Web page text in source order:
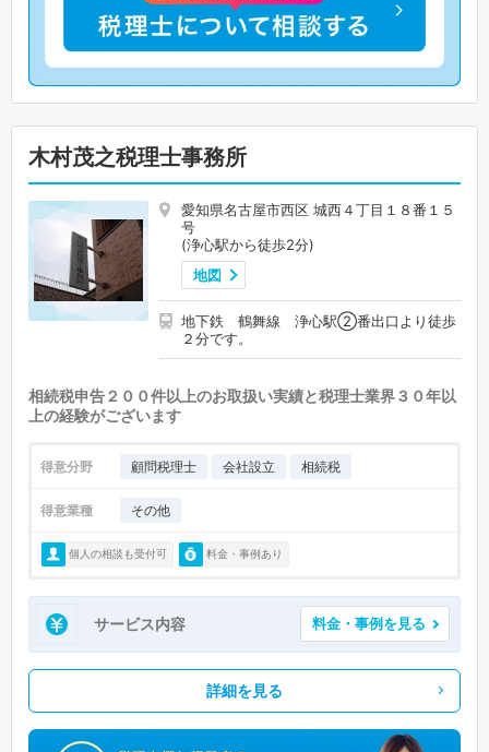
木村茂之税理士事務所
愛知県名古屋市西区 城西４丁目１８番１５
号
(浄心駅から徒歩2分)
地図
地下鉄 鶴舞線 浄心駅②番出口より徒歩
２分です。
相続税申告２００件以上のお取扱い実績と税理士業界３０年以
上の経験がございます
得意分野 顧問税理士 会社設立 相続税
得意業種 その他
個人の相談も受付可 料金・事例あり
サービス内容 料金・事例を見る
詳細を見る